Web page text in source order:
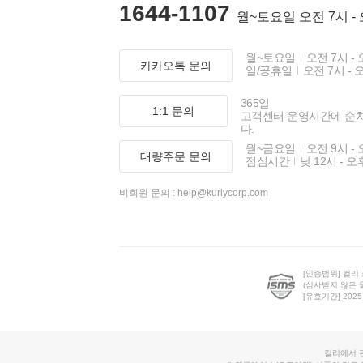
1644-1107 월~토요일 오전 7시 -
카카오톡 문의
월~토요일
오전 7시 -
일/공휴일
오전 7시 -
1:1 문의
365일
고객센터 운영시간에 순
다.
대량주문 문의
월~금요일
오전 9시 -
점심시간
낮 12시 - 오
비회원 문의 : help@kurlycorp.com
[인증범위] 컬리
(심사받지 않은
[유효기간]
컬리에서